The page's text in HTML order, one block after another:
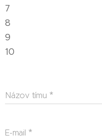
7
8
9
10
Názov tímu
E-mail